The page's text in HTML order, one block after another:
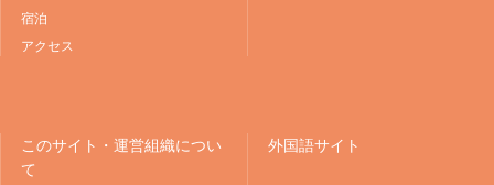
宿泊
アクセス
このサイト・運営組織につい
て
外国語サイト